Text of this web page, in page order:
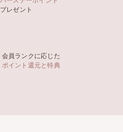
プレゼント
会員ランクに応じた
ポイント還元と特典